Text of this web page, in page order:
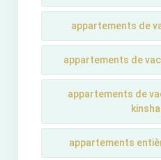
appartements de
appartements de
appartements de
appartements